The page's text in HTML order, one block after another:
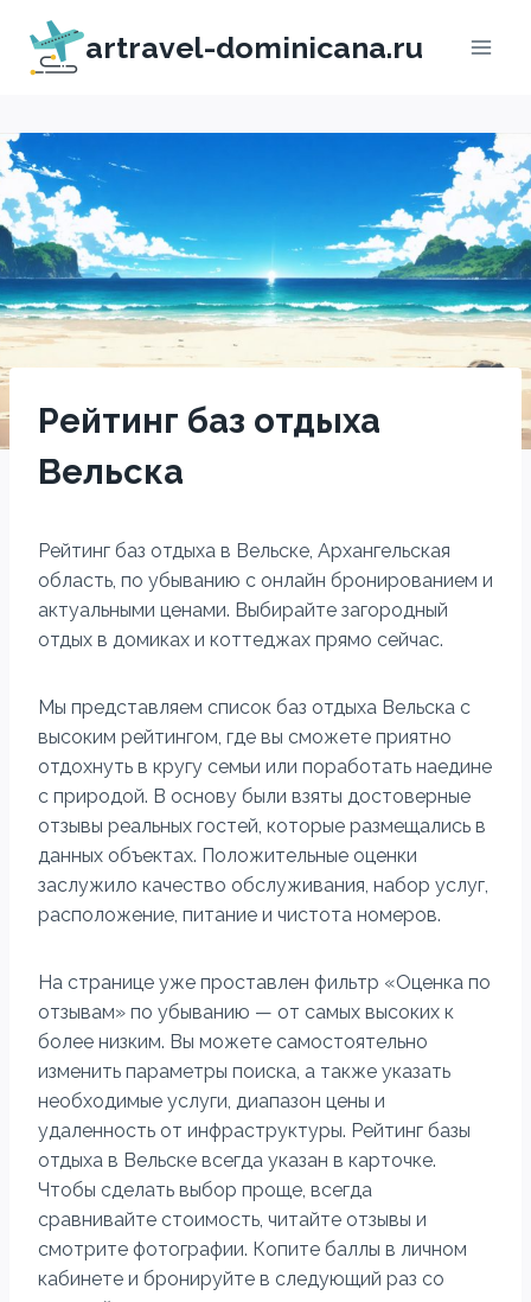
Перейти
содержимому
artravel-dominicana.ru
Рейтинг баз отдыха
Вельска
Рейтинг баз отдыха в Вельске, Архангельская
область, по убыванию с онлайн бронированием и
актуальными ценами. Выбирайте загородный
отдых в домиках и коттеджах прямо сейчас.
Мы представляем список баз отдыха Вельска с
высоким рейтингом, где вы сможете приятно
отдохнуть в кругу семьи или поработать наедине
с природой. В основу были взяты достоверные
отзывы реальных гостей, которые размещались в
данных объектах. Положительные оценки
заслужило качество обслуживания, набор услуг,
расположение, питание и чистота номеров.
На странице уже проставлен фильтр «Оценка по
отзывам» по убыванию — от самых высоких к
более низким. Вы можете самостоятельно
изменить параметры поиска, а также указать
необходимые услуги, диапазон цены и
удаленность от инфраструктуры. Рейтинг базы
отдыха в Вельске всегда указан в карточке.
Чтобы сделать выбор проще, всегда
сравнивайте стоимость, читайте отзывы и
смотрите фотографии. Копите баллы в личном
кабинете и бронируйте в следующий раз со